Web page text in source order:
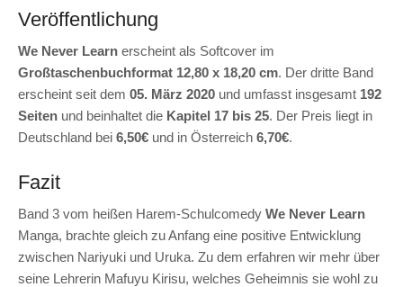
Veröffentlichung
We Never Learn erscheint als Softcover im
Großtaschenbuchformat 12,80 x 18,20 cm. Der dritte Band
erscheint seit dem 05. März 2020 und umfasst insgesamt 192
Seiten und beinhaltet die Kapitel 17 bis 25. Der Preis liegt in
Deutschland bei 6,50€ und in Österreich 6,70€.
Fazit
Band 3 vom heißen Harem-Schulcomedy We Never Learn
Manga, brachte gleich zu Anfang eine positive Entwicklung
zwischen Nariyuki und Uruka. Zu dem erfahren wir mehr über
seine Lehrerin Mafuyu Kirisu, welches Geheimnis sie wohl zu